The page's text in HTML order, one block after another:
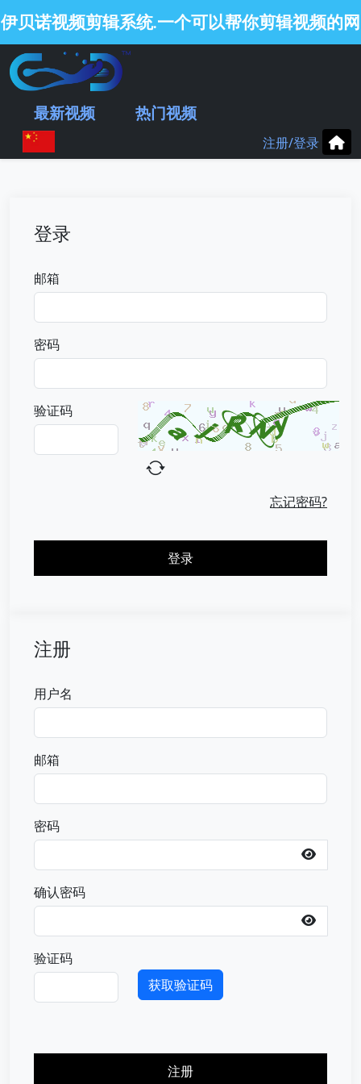
伊贝诺视频剪辑系统.一个可以帮你剪辑视频的网
最新视频 热门视频
注册/登录
登录
邮箱
密码
验证码
忘记密码?
登录
注册
用户名
邮箱
密码
确认密码
验证码
获取验证码
注册